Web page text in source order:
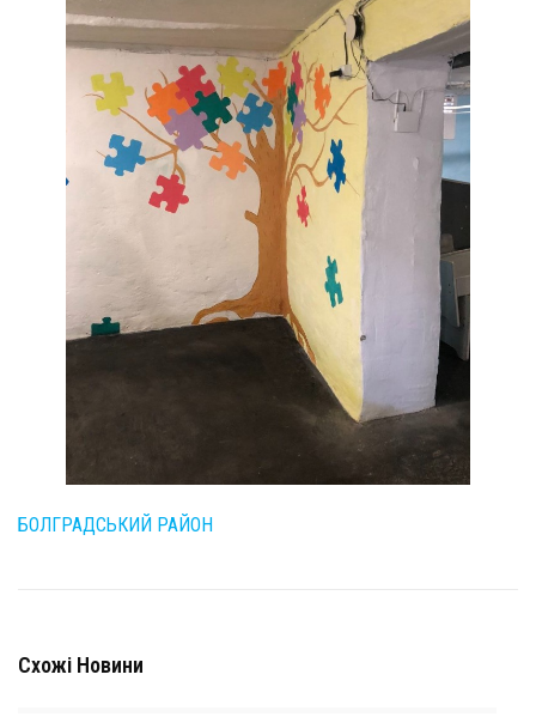
БОЛГРАДСЬКИЙ РАЙОН
Схожі Новини